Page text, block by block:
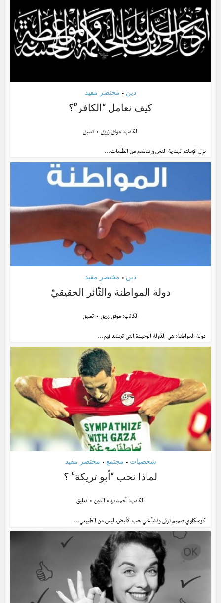
دين • مختصر مفيد
كيف نعامل “الكافر”؟
الكاتب:موفق زريق تعليق
نزل الإسلام لهداية الناس وإنقاذهم من الظّلمات...
دين • مختصر مفيد
دولة المواطنة والثّائر الحقيقيّ
الكاتب:موفق زريق تعليق
دولة المواطنة: هي الدّولة الوحيدة التي تجسّد قيم...
شخصيات • مجتمع • مختصر مفيد
لماذا نحب “أبو تريكة” ؟
الكاتب: أحمد بهاء الدين تعليق
كزملكاوي صميم تربّى ونشأ علي حب الأبيض، ليس من الطبيعي...